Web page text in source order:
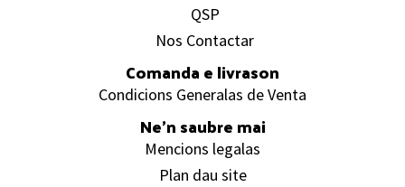
QSP
Nos Contactar
Comanda e livrason
Condicions Generalas de Venta
Ne’n saubre mai
Mencions legalas
Plan dau site